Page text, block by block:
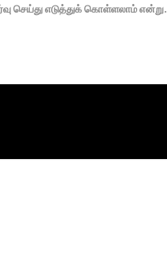
செய்து எடுத்துக் கொள்ளலாம்